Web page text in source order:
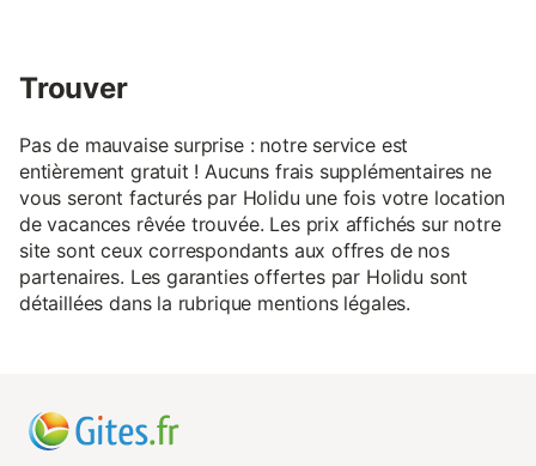
Trouver
Pas de mauvaise surprise : notre service est
entièrement gratuit ! Aucuns frais supplémentaires ne
vous seront facturés par Holidu une fois votre location
de vacances rêvée trouvée. Les prix affichés sur notre
site sont ceux correspondants aux offres de nos
partenaires. Les garanties offertes par Holidu sont
détaillées dans la rubrique mentions légales.